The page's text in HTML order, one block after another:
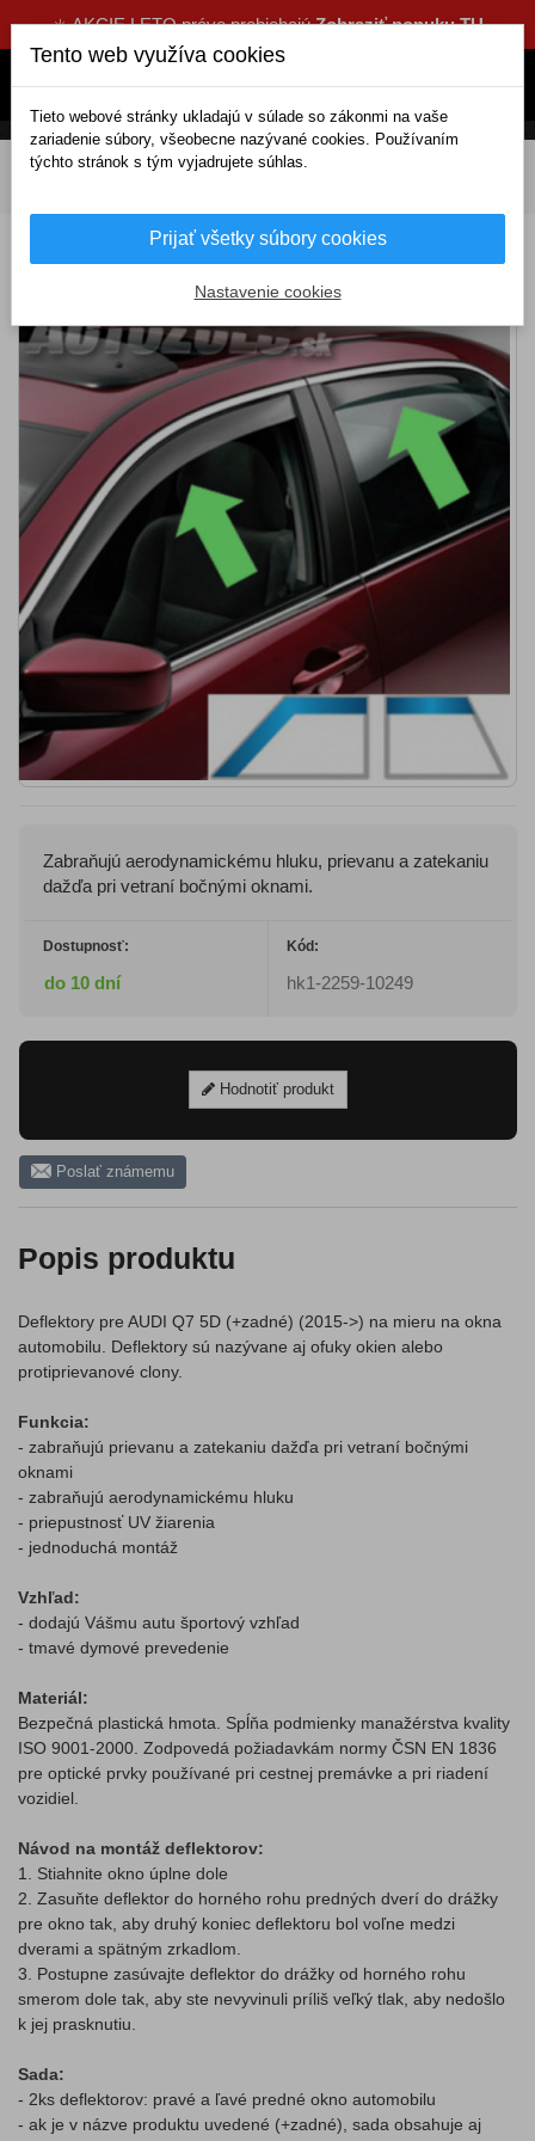
☀️ AKCIE LETO práve prebiehajúZobraziť ponuku TU
DOMOV Exteriérové doplnky
Deflektory AUDI Q7 5D (+zadné) (od 2015)
Zabraňujú aerodynamickému hluku, prievanu a zatekaniu
dažďa pri vetraní bočnými oknami.
Dostupnosť:
do 10 dní
Kód:
hk1-2259-10249
Hodnotiť produkt
Poslať známemu
Popis produktu
Deflektory pre AUDI Q7 5D (+zadné) (2015->) na mieru na okna
automobilu. Deflektory sú nazývane aj ofuky okien alebo
protiprievanové clony.
Funkcia:
- zabraňujú prievanu a zatekaniu dažďa pri vetraní bočnými
oknami
- zabraňujú aerodynamickému hluku
- priepustnosť UV žiarenia
- jednoduchá montáž
Vzhľad:
- dodajú Vášmu autu športový vzhľad
- tmavé dymové prevedenie
Materiál:
Bezpečná plastická hmota. Spĺňa podmienky manažérstva kvality
ISO 9001-2000. Zodpovedá požiadavkám normy ČSN EN 1836
pre optické prvky používané pri cestnej premávke a pri riadení
vozidiel.
Návod na montáž deflektorov:
1. Stiahnite okno úplne dole
2. Zasuňte deflektor do horného rohu predných dverí do drážky
pre okno tak, aby druhý koniec deflektoru bol voľne medzi
dverami a spätným zrkadlom.
3. Postupne zasúvajte deflektor do drážky od horného rohu
smerom dole tak, aby ste nevyvinuli príliš veľký tlak, aby nedošlo
k jej prasknutiu.
Sada:
- 2ks deflektorov: pravé a ľavé predné okno automobilu
- ak je v názve produktu uvedené (+zadné), sada obsahuje aj
Tento web využíva cookies
Tieto webové stránky ukladajú v súlade so zákonmi na vaše
zariadenie súbory, všeobecne nazývané cookies. Používaním
týchto stránok s tým vyjadrujete súhlas.
Prijať všetky súbory cookies
Nastavenie cookies